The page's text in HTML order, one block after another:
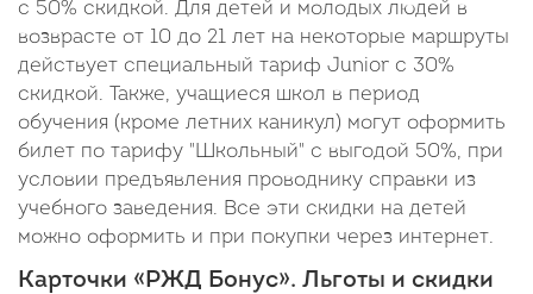
с 50% скидкой. Для детей и молодых людей в
возврасте от 10 до 21 лет на некоторые маршруты
действует специальный тариф Junior c 30%
скидкой. Также, учащиеся школ в период
обучения (кроме летних каникул) могут оформить
билет по тарифу "Школьный" с выгодой 50%, при
условии предъявления проводнику справки из
учебного заведения. Все эти скидки на детей
можно оформить и при покупки через интернет.
Карточки «РЖД Бонус». Льготы и скидки